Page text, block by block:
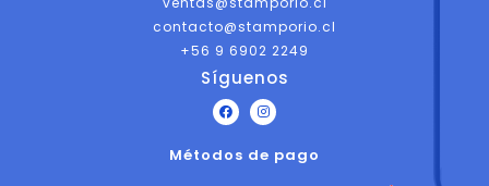
contacto@stamporio.cl
+56 9 6902 2249
Síguenos
F
a
e
I
n
t
Métodos de pago